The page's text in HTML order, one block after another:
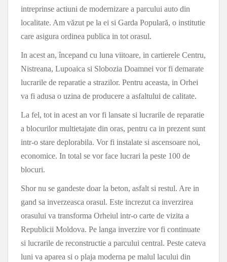
intreprinse actiuni de modernizare a parcului auto din
localitate. Am văzut pe la ei si Garda Populară, o institutie
care asigura ordinea publica in tot orasul.
In acest an, începand cu luna viitoare, in cartierele Centru,
Nistreana, Lupoaica si Slobozia Doamnei vor fi demarate
lucrarile de reparatie a strazilor. Pentru aceasta, in Orhei
va fi adusa o uzina de producere a asfaltului de calitate.
La fel, tot in acest an vor fi lansate si lucrarile de reparatie
a blocurilor multietajate din oras, pentru ca in prezent sunt
intr-o stare deplorabila. Vor fi instalate si ascensoare noi,
economice. In total se vor face lucrari la peste 100 de
blocuri.
Shor nu se gandeste doar la beton, asfalt si restul. Are in
gand sa inverzeasca orasul. Este increzut ca inverzirea
orasului va transforma Orheiul intr-o carte de vizita a
Republicii Moldova. Pe langa inverzire vor fi continuate
si lucrarile de reconstructie a parcului central. Peste cateva
luni va aparea si o plaja moderna pe malul lacului din